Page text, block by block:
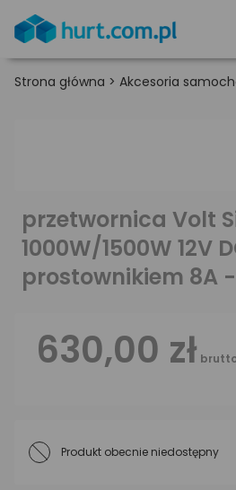
Strona główna > Akcesoria
przetwornica Volt
1000W/1500W 12V
prostownikiem 8A
630,00 zł
Produkt obecnie niedostępny